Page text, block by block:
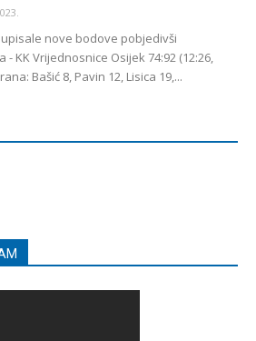
nove bodove pobjedivši
- KK Vrijednosnice Osijek 74:92 (12:26,
Bašić 8, Pavin 12, Lisica 19,...